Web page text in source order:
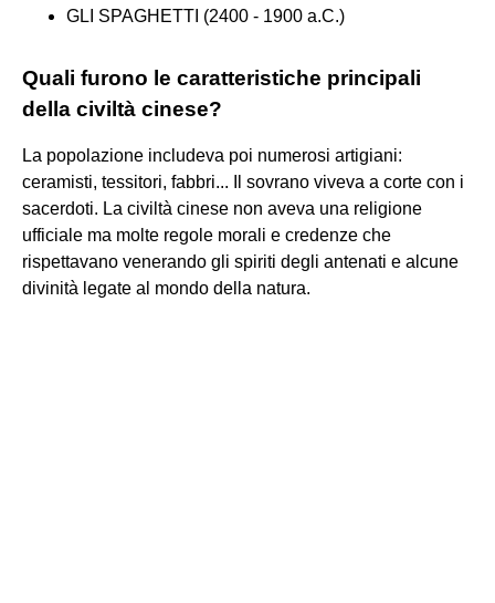
GLI SPAGHETTI (2400 - 1900 a.C.)
Quali furono le caratteristiche principali
della civiltà cinese?
La popolazione includeva poi numerosi artigiani:
ceramisti, tessitori, fabbri... Il sovrano viveva a corte con i
sacerdoti. La civiltà cinese non aveva una religione
ufficiale ma molte regole morali e credenze che
rispettavano venerando gli spiriti degli antenati e alcune
divinità legate al mondo della natura.